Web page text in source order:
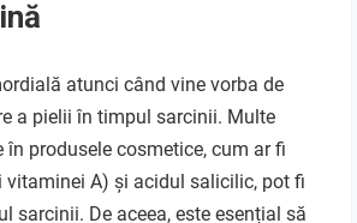
atunci când vine vorba de
a pielii în timpul sarcinii. Multe
în produsele cosmetice, cum ar fi
vitaminei A) și acidul salicilic, pot fi
sarcinii. De aceea, este esențial să